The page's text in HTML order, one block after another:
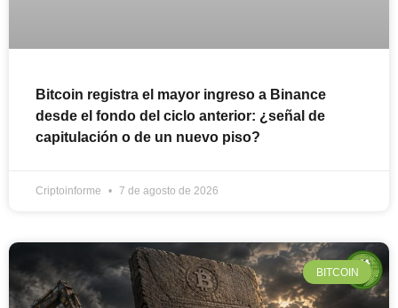
Bitcoin registra el mayor ingreso a Binance
desde el fondo del ciclo anterior: ¿señal de
capitulación o de un nuevo piso?
Criptoinforme 7 de agosto de 2026
BITCOIN